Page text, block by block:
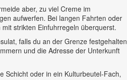
aber, zu viel Creme im
aufwerfen. Bei langen Fahrten oder
strikten Einfuhrregeln überquerst.
falls du an der Grenze festgehalten
und die Adresse der Unterkunft
Schicht oder in ein Kulturbeutel-Fach,